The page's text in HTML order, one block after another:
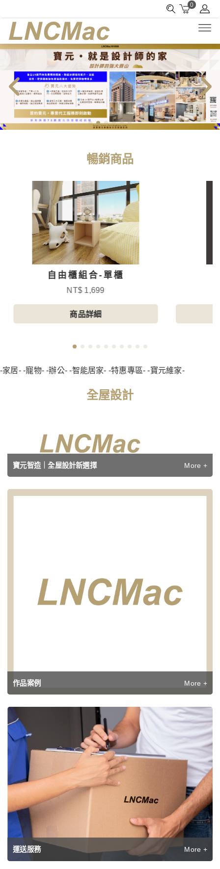
0
暢銷商品
自由櫃組合-單櫃
NT$ 1,699
商品詳細
-家居- -寵物- -辦公- -智能居家- -特惠專區- -寶元維家-
全屋設計
寶元智造｜全屋設計新選擇 More +
作品案例 More +
運送服務 More +